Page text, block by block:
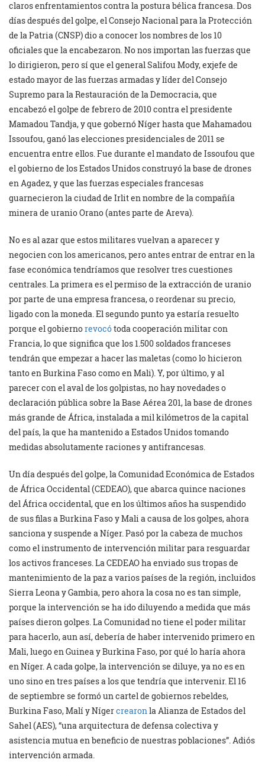
claros enfrentamientos contra la postura bélica francesa. Dos
días después del golpe, el Consejo Nacional para la Protección
de la Patria (CNSP) dio a conocer los nombres de los 10
oficiales que la encabezaron. No nos importan las fuerzas que
lo dirigieron, pero sí que el general Salifou Mody, exjefe de
estado mayor de las fuerzas armadas y líder del Consejo
Supremo para la Restauración de la Democracia, que
encabezó el golpe de febrero de 2010 contra el presidente
Mamadou Tandja, y que gobernó Níger hasta que Mahamadou
Issoufou, ganó las elecciones presidenciales de 2011 se
encuentra entre ellos. Fue durante el mandato de Issoufou que
el gobierno de los Estados Unidos construyó la base de drones
en Agadez, y que las fuerzas especiales francesas
guarnecieron la ciudad de Irlit en nombre de la compañía
minera de uranio Orano (antes parte de Areva).
No es al azar que estos militares vuelvan a aparecer y
negocien con los americanos, pero antes entrar de entrar en la
fase económica tendríamos que resolver tres cuestiones
centrales. La primera es el permiso de la extracción de uranio
por parte de una empresa francesa, o reordenar su precio,
ligado con la moneda. El segundo punto ya estaría resuelto
porque el gobiernorevocótoda cooperación militar con
Francia, lo que significa que los 1.500 soldados franceses
tendrán que empezar a hacer las maletas (como lo hicieron
tanto en Burkina Faso como en Mali). Y, por último, y al
parecer con el aval de los golpistas, no hay novedades o
declaración pública sobre la Base Aérea 201, la base de drones
más grande de África, instalada a mil kilómetros de la capital
del país, la que ha mantenido a Estados Unidos tomando
medidas absolutamente raciones y antifrancesas.
Un día después del golpe, la Comunidad Económica de Estados
de África Occidental (CEDEAO), que abarca quince naciones
del África occidental, que en los últimos años ha suspendido
de sus filas a Burkina Faso y Mali a causa de los golpes, ahora
sanciona y suspende a Níger. Pasó por la cabeza de muchos
como el instrumento de intervención militar para resguardar
los activos franceses. La CEDEAO ha enviado sus tropas de
mantenimiento de la paz a varios países de la región, incluidos
Sierra Leona y Gambia, pero ahora la cosa no es tan simple,
porque la intervención se ha ido diluyendo a medida que más
países dieron golpes. La Comunidad no tiene el poder militar
para hacerlo, aun así, debería de haber intervenido primero en
Mali, luego en Guinea y Burkina Faso, por qué lo haría ahora
en Níger. A cada golpe, la intervención se diluye, ya no es en
uno sino en tres países a los que tendría que intervenir. El 16
de septiembre se formó un cartel de gobiernos rebeldes,
Burkina Faso, Malí y Nígercrearonla Alianza de Estados del
Sahel (AES), “una arquitectura de defensa colectiva y
asistencia mutua en beneficio de nuestras poblaciones”. Adiós
intervención armada.